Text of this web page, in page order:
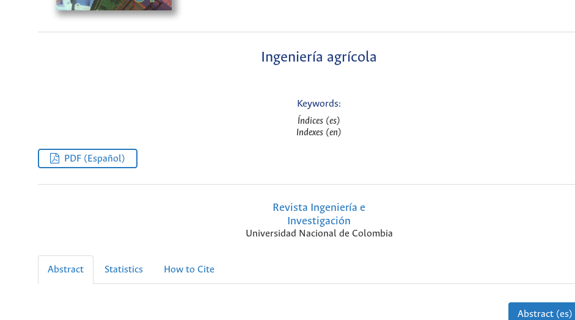
Ingeniería agrícola
Keywords:
Índices (es)
Indexes (en)
PDF (Español)
Revista Ingeniería e
Investigación
Universidad Nacional de Colombia
Abstract Statistics How to Cite
Abstract (es)